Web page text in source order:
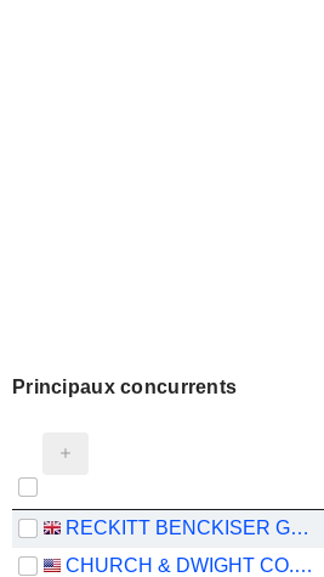
Principaux concurrents
RECKITT BENCKISER GROUP PLC
CHURCH & DWIGHT CO., INC.